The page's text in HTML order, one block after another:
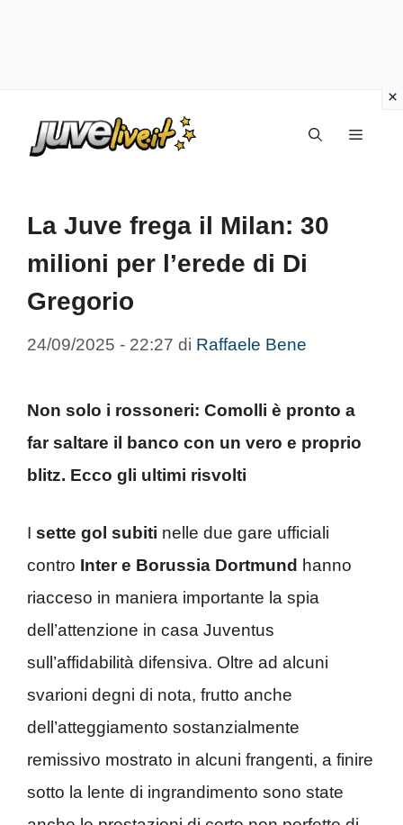
Menu
La Juve frega il Milan: 30
milioni per l’erede di Di
Gregorio
24/09/2025 - 22:27 di Raffaele Bene
Non solo i rossoneri: Comolli è pronto a
far saltare il banco con un vero e proprio
blitz. Ecco gli ultimi risvolti
I sette gol subiti nelle due gare ufficiali
contro Inter e Borussia Dortmund hanno
riacceso in maniera importante la spia
dell’attenzione in casa Juventus
sull’affidabilità difensiva. Oltre ad alcuni
svarioni degni di nota, frutto anche
dell’atteggiamento sostanzialmente
remissivo mostrato in alcuni frangenti, a finire
sotto la lente di ingrandimento sono state